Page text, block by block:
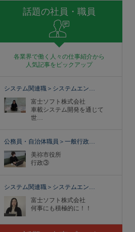
話題の社員・職員
各業界で働く人々の仕事紹介から
人気記事をピックアップ
システム関連職＞システムエン…
富士ソフト株式会社
車載システム開発を通じて
世…
公務員・自治体職員＞一般行政…
美祢市役所
行政③
システム関連職＞システムエン…
富士ソフト株式会社
何事にも積極的に！！